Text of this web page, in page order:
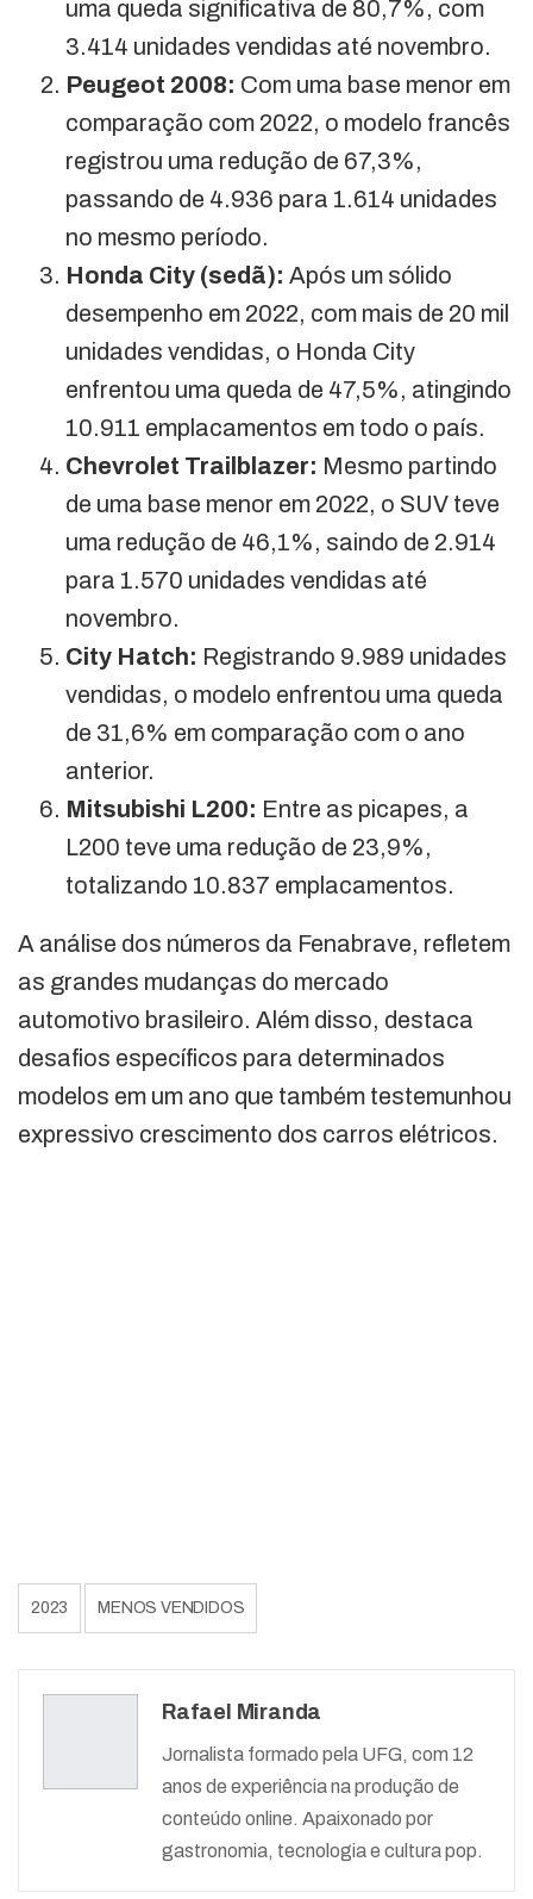
uma queda significativa de 80,7%, com
3.414 unidades vendidas até novembro.
Peugeot 2008: Com uma base menor em
comparação com 2022, o modelo francês
registrou uma redução de 67,3%,
passando de 4.936 para 1.614 unidades
no mesmo período.
Honda City (sedã): Após um sólido
desempenho em 2022, com mais de 20 mil
unidades vendidas, o Honda City
enfrentou uma queda de 47,5%, atingindo
10.911 emplacamentos em todo o país.
Chevrolet Trailblazer: Mesmo partindo
de uma base menor em 2022, o SUV teve
uma redução de 46,1%, saindo de 2.914
para 1.570 unidades vendidas até
novembro.
City Hatch: Registrando 9.989 unidades
vendidas, o modelo enfrentou uma queda
de 31,6% em comparação com o ano
anterior.
Mitsubishi L200: Entre as picapes, a
L200 teve uma redução de 23,9%,
totalizando 10.837 emplacamentos.
A análise dos números da Fenabrave, refletem
as grandes mudanças do mercado
automotivo brasileiro. Além disso, destaca
desafios específicos para determinados
modelos em um ano que também testemunhou
expressivo crescimento dos carros elétricos.
2023 MENOS VENDIDOS
Rafael Miranda
Jornalista formado pela UFG, com 12
anos de experiência na produção de
conteúdo online. Apaixonado por
gastronomia, tecnologia e cultura pop.